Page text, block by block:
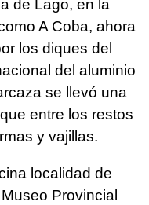
de Lago, en la
A Coba, ahora
los diques del
del aluminio
se llevó una
entre los restos
y vajillas.
localidad de
Provincial